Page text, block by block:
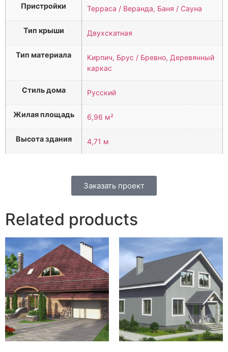
Пристройки Терраса / Веранда, Баня / Сауна
Тип крыши Двухскатная
Тип материала
Кирпич, Брус / Бревно, Деревянный
каркас
Стиль дома Русский
Жилая площадь 6,96 м²
Высота здания 4,71 м
Заказать проект
Related products